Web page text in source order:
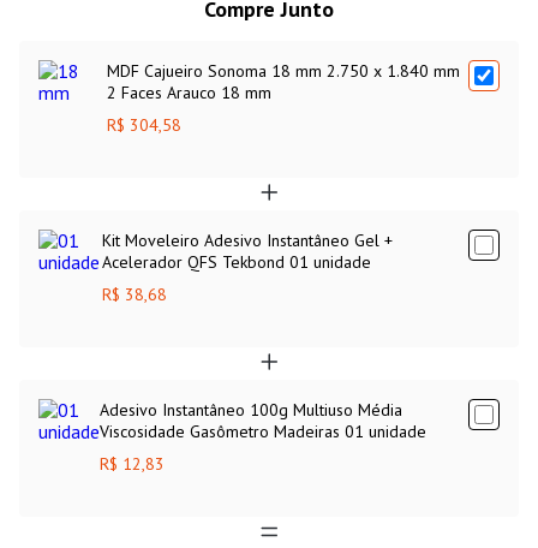
Compre Junto
MDF Cajueiro Sonoma 18 mm 2.750 x 1.840 mm
2 Faces Arauco 18 mm
R$ 304,58
Kit Moveleiro Adesivo Instantâneo Gel +
Acelerador QFS Tekbond 01 unidade
R$ 38,68
Adesivo Instantâneo 100g Multiuso Média
Viscosidade Gasômetro Madeiras 01 unidade
R$ 12,83